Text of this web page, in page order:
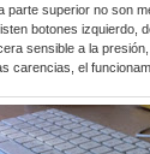
superior no son
botones
sensible a la
carencias, el